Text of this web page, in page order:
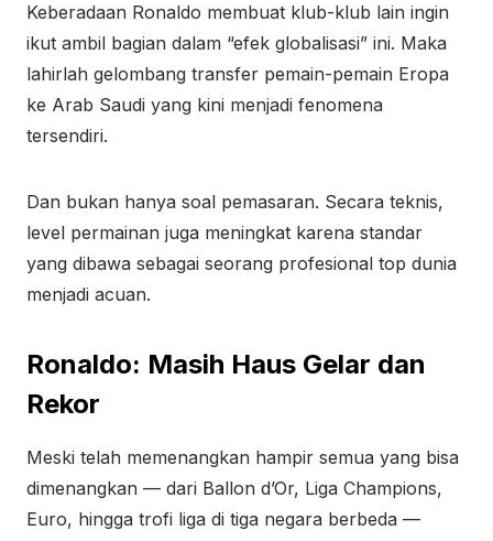
Keberadaan Ronaldo membuat klub-klub lain ingin
ikut ambil bagian dalam “efek globalisasi” ini. Maka
lahirlah gelombang transfer pemain-pemain Eropa
ke Arab Saudi yang kini menjadi fenomena
tersendiri.
Dan bukan hanya soal pemasaran. Secara teknis,
level permainan juga meningkat karena standar
yang dibawa sebagai seorang profesional top dunia
menjadi acuan.
Ronaldo: Masih Haus Gelar dan
Rekor
Meski telah memenangkan hampir semua yang bisa
dimenangkan — dari Ballon d’Or, Liga Champions,
Euro, hingga trofi liga di tiga negara berbeda —